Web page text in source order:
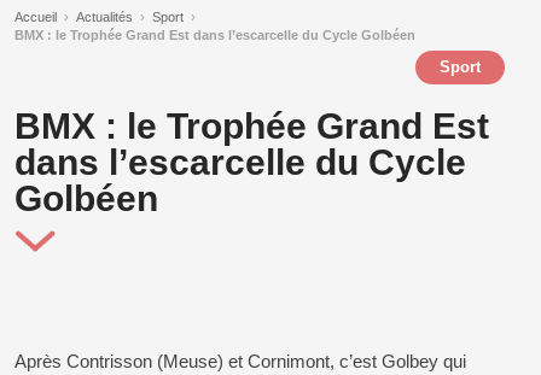
Accueil › Actualités › Sport ›
BMX : le Trophée Grand Est dans l’escarcelle du Cycle Golbéen
Sport
BMX : le Trophée Grand Est
dans l’escarcelle du Cycle
Golbéen
Après Contrisson (Meuse) et Cornimont, c’est Golbey qui